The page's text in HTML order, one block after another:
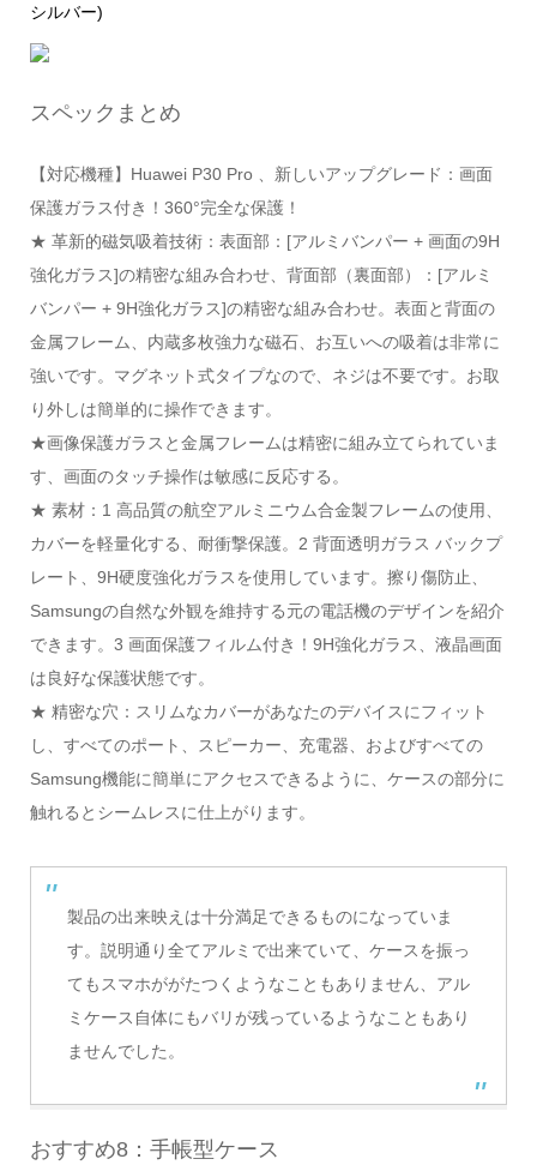
シルバー)
スペックまとめ
【対応機種】Huawei P30 Pro 、新しいアップグレード：画面
保護ガラス付き！360°完全な保護！
★ 革新的磁気吸着技術：表面部：[アルミバンパー + 画面の9H
強化ガラス]の精密な組み合わせ、背面部（裏面部）：[アルミ
バンパー + 9H強化ガラス]の精密な組み合わせ。表面と背面の
金属フレーム、内蔵多枚強力な磁石、お互いへの吸着は非常に
強いです。マグネット式タイプなので、ネジは不要です。お取
り外しは簡単的に操作できます。
★画像保護ガラスと金属フレームは精密に組み立てられていま
す、画面のタッチ操作は敏感に反応する。
★ 素材：1 高品質の航空アルミニウム合金製フレームの使用、
カバーを軽量化する、耐衝撃保護。2 背面透明ガラス バックプ
レート、9H硬度強化ガラスを使用しています。擦り傷防止、
Samsungの自然な外観を維持する元の電話機のデザインを紹介
できます。3 画面保護フィルム付き！9H強化ガラス、液晶画面
は良好な保護状態です。
★ 精密な穴：スリムなカバーがあなたのデバイスにフィット
し、すべてのポート、スピーカー、充電器、およびすべての
Samsung機能に簡単にアクセスできるように、ケースの部分に
触れるとシームレスに仕上がります。
製品の出来映えは十分満足できるものになっていま
す。説明通り全てアルミで出来ていて、ケースを振っ
てもスマホががたつくようなこともありません、アル
ミケース自体にもバリが残っているようなこともあり
ませんでした。
おすすめ8：手帳型ケース